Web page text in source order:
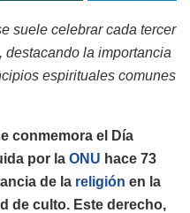
suele celebrar cada tercer
la importancia
espirituales comunes
conmemora el Día
por la ONU hace 73
de la religión en la
de culto. Este derecho,